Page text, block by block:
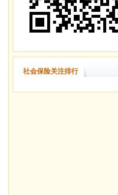
社会保险关注排行